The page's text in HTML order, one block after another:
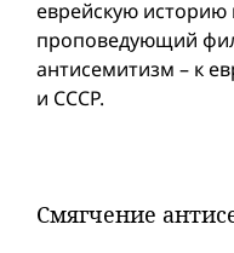
еврейскую историю
проповедующий
антисемитизм – к
и СССР.
Смягчение